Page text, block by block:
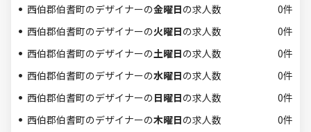
西伯郡伯耆町のデザイナーの金曜日の求人数
0件
西伯郡伯耆町のデザイナーの火曜日の求人数
0件
西伯郡伯耆町のデザイナーの土曜日の求人数
0件
西伯郡伯耆町のデザイナーの水曜日の求人数
0件
西伯郡伯耆町のデザイナーの日曜日の求人数
0件
西伯郡伯耆町のデザイナーの木曜日の求人数 0件